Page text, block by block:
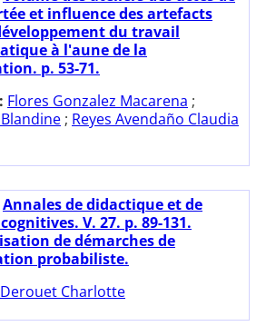
et influence des artefacts
du travail
à l'aune de la
p. 53-71.
Flores Gonzalez Macarena ;
; Reyes Avendaño Claudia
Annales de didactique et de
V. 27. p. 89-131.
de démarches de
probabiliste.
Derouet Charlotte